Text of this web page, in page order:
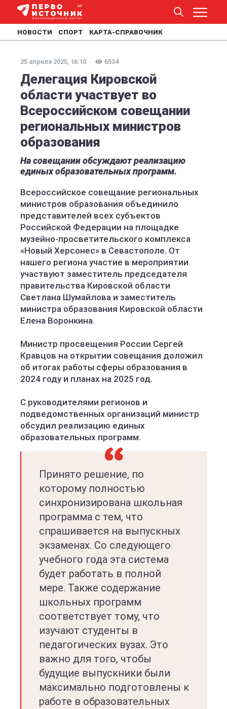
НОВОСТИ СПОРТ КАРТА-СПРАВОЧНИК
25 апреля 2025, 16:10 6534
Делегация Кировской
области участвует во
Всероссийском совещании
региональных министров
образования
На совещании обсуждают реализацию
единых образовательных программ.
Всероссийское совещание региональных
министров образования объединило
представителей всех субъектов
Российской Федерации на площадке
музейно-просветительского комплекса
«Новый Херсонес» в Севастополе. От
нашего региона участие в мероприятии
участвуют заместитель председателя
правительства Кировской области
Светлана Шумайлова и заместитель
министра образования Кировской области
Елена Воронкина.
Министр просвещения России Сергей
Кравцов на открытии совещания доложил
об итогах работы сферы образования в
2024 году и планах на 2025 год.
С руководителями регионов и
подведомственных организаций министр
обсудил реализацию единых
образовательных программ.
Принято решение, по
которому полностью
синхронизирована школьная
программа с тем, что
спрашивается на выпускных
экзаменах. Со следующего
учебного года эта система
будет работать в полной
мере. Также содержание
школьных программ
соответствует тому, что
изучают студенты в
педагогических вузах. Это
важно для того, чтобы
будущие выпускники были
максимально подготовлены к
работе в образовательных